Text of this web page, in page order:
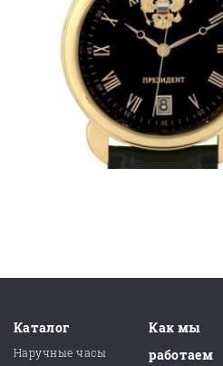
Каталог
Наручные часы
Как мы
работаем